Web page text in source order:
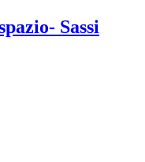
Sassi